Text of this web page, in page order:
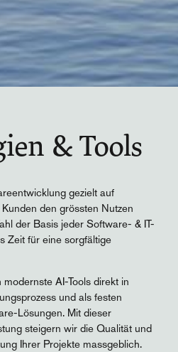
& Tools
gezielt auf
den grössten Nutzen
der Basis jeder Software- & IT-
Zeit für eine sorgfältige
AI-Tools direkt in
und als festen
Lösungen. Mit dieser
steigern wir die Qualität und
Ihrer Projekte massgeblich.